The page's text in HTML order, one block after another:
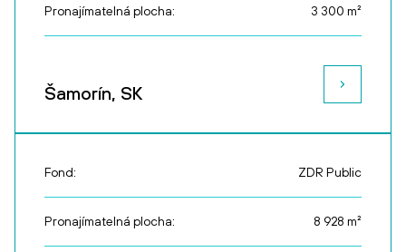
Pronajímatelná plocha: 3 300 m²
Šamorín, SK
Fond: ZDR Public
Pronajímatelná plocha: 8 928 m²